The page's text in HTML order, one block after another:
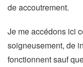
de accoutrement.
Je me accédons ici
soigneusement, de
fonctionnent sauf